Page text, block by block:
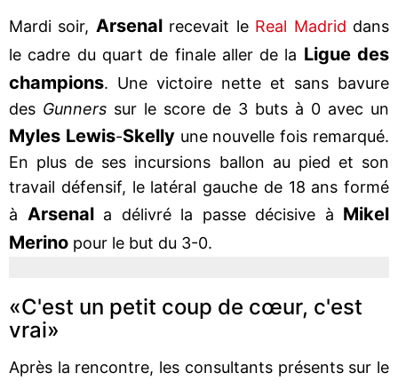
Mardi soir, Arsenal recevait leReal Madrid dans
le cadre du quart de finale aller de la Ligue des
champions. Une victoire nette et sans bavure
des Gunners sur le score de 3 buts à 0 avec un
Myles Lewis-Skelly une nouvelle fois remarqué.
En plus de ses incursions ballon au pied et son
travail défensif, le latéral gauche de 18 ans formé
à Arsenal a délivré la passe décisive à Mikel
Merino pour le but du 3-0.
«C'est un petit coup de cœur, c'est
vrai»
Après la rencontre, les consultants présents sur le